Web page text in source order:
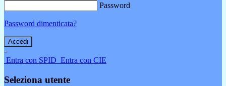
Password
Password dimenticata?
-
Entra con SPID Entra con CIE
Seleziona utente